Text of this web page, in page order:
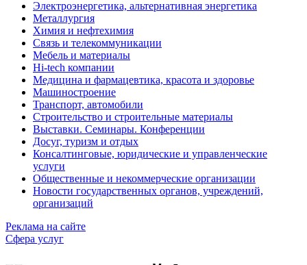
Электроэнергетика, альтернативная энергетика
Металлургия
Химия и нефтехимия
Связь и телекоммуникации
Мебель и материалы
Hi-tech компании
Медицина и фармацевтика, красота и здоровье
Машиностроение
Транспорт, автомобили
Строительство и строительные материалы
Выставки. Семинары. Конференции
Досуг, туризм и отдых
Консалтинговые, юридические и управленческие
услуги
Общественные и некоммерческие организации
Новости государственных органов, учреждений,
организаций
Реклама на сайте
Сфера услуг